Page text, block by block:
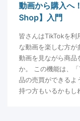
動画から購入へ
Shop】入門
皆さんはTikTokを利
な動画を楽しむ方が
動画を見ながら商品
か。 この機能は、
品の売買ができるよ
持つ方もいるかも